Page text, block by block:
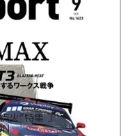
火”特集 ］